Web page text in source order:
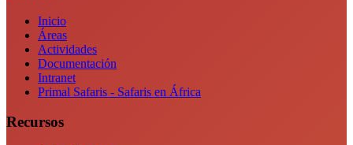
Inicio
Áreas
Actividades
Documentación
Intranet
Primal Safaris - Safaris en África
Recursos